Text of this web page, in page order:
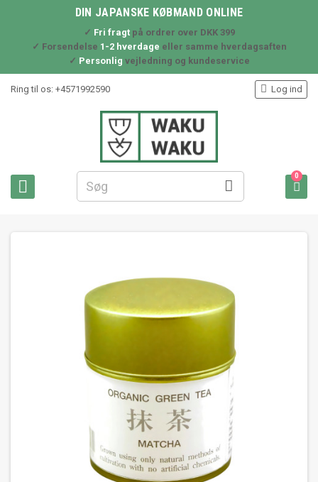
DIN JAPANSKE KØBMAND ONLINE
✓ Fri fragtpå ordrer over DKK 399
✓ Forsendelse 1-2 hverdage eller samme hverdagsaften
✓ Personlig vejledning og kundeservice
Ring til os: +4571992590
 
 Log ind

0